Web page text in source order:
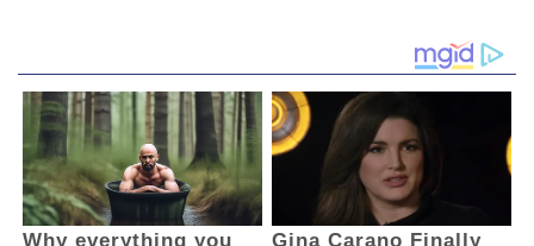
Ia berharap,di momen perayaan HUT
Posigadan ke-21 yang bertepatan dengan
momen politik saat ini tidak mengurangi
nilai-nilai peringatan hari lahir kecamatan.
”Pada momentum HUT Kecamatan